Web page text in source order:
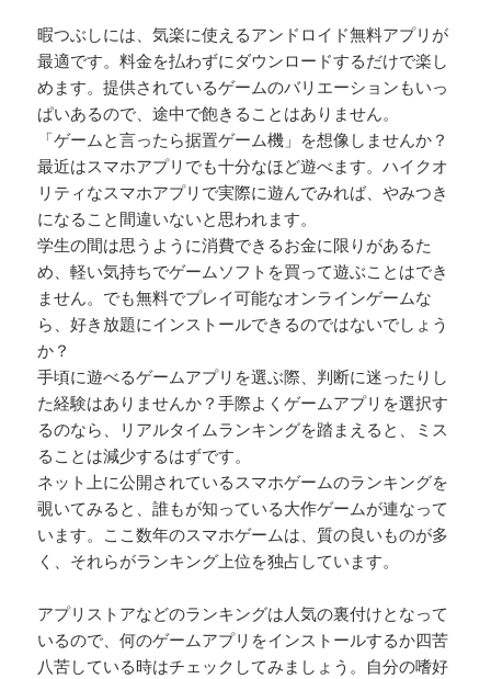
暇つぶしには、気楽に使えるアンドロイド無料アプリが
最適です。料金を払わずにダウンロードするだけで楽し
めます。提供されているゲームのバリエーションもいっ
ぱいあるので、途中で飽きることはありません。
「ゲームと言ったら据置ゲーム機」を想像しませんか？
最近はスマホアプリでも十分なほど遊べます。ハイクオ
リティなスマホアプリで実際に遊んでみれば、やみつき
になること間違いないと思われます。
学生の間は思うように消費できるお金に限りがあるた
め、軽い気持ちでゲームソフトを買って遊ぶことはでき
ません。でも無料でプレイ可能なオンラインゲームな
ら、好き放題にインストールできるのではないでしょう
か？
手頃に遊べるゲームアプリを選ぶ際、判断に迷ったりし
た経験はありませんか？手際よくゲームアプリを選択す
るのなら、リアルタイムランキングを踏まえると、ミス
ることは減少するはずです。
ネット上に公開されているスマホゲームのランキングを
覗いてみると、誰もが知っている大作ゲームが連なって
います。ここ数年のスマホゲームは、質の良いものが多
く、それらがランキング上位を独占しています。
アプリストアなどのランキングは人気の裏付けとなって
いるので、何のゲームアプリをインストールするか四苦
八苦している時はチェックしてみましょう。自分の嗜好